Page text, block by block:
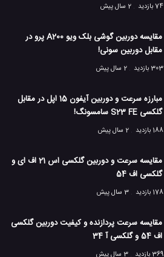
74 بازدید
2 سال پیش
مقایسه دوربین گوشی بلک ویو A200 پرو در
مقابل دوربین سونی!
303 بازدید
2 سال پیش
مبارزه سرعت و دوربین آیفون 15 اپل در مقابل
گلکسی S23 FE سامسونگ!
188 بازدید
2 سال پیش
مقایسه سرعت و دوربین گلکسی اس 21 اف ای و
گلکسی اف 54
178 بازدید
3 سال پیش
مقایسه سرعت پردازنده و کیفیت دوربین گلکسی
اف 54 و گلکسی آ 34
369 بازدید 3 سال پیش